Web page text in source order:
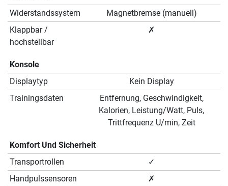
Widerstandssystem
Magnetbremse (manuell)
Klappbar /
hochstellbar
✗
Konsole
Displaytyp
Kein Display
Trainingsdaten
Entfernung, Geschwindigkeit,
Kalorien, Leistung/Watt, Puls,
Trittfrequenz U/min, Zeit
Komfort Und Sicherheit
Transportrollen
✓
Handpulssensoren
✗